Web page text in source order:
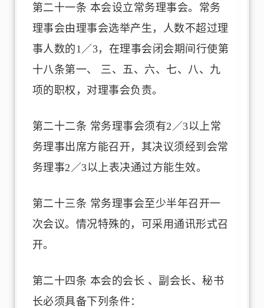
第二十一条 本会设立常务理事会。常务
理事会由理事会选举产生，人数不超过理
事人数的1／3，在理事会闭会期间行使第
十八条第一、 三、五、六、七、八、九
项的职权，对理事会负责。
第二十二条 常务理事会须有2／3以上常
务理事出席方能召开，其决议须经到会常
务理事2／3以上表决通过方能生效。
第二十三条 常务理事会至少半年召开一
次会议。情况特殊的，可采用通讯形式召
开。
第二十四条 本会的会长 、副会长、秘书
长必须具备下列条件：